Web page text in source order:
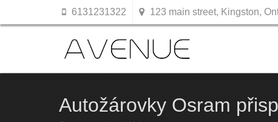
6131231322 123 main street, Kingston,
Autožárovky Osram